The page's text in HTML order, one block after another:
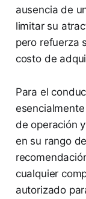
ausencia de
limitar su
pero refuerza
costo de
Para el
de operación
en su rango
cualquier
autorizado